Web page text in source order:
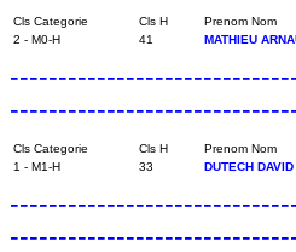
Cls Categorie Cls H Prenom Nom
2 - M0-H
41 MATHIEU
Cls Categorie Cls H Prenom Nom
1 - M1-H
33 DUTECH DAVID